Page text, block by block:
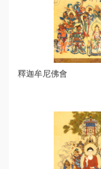
釋迦牟尼佛會